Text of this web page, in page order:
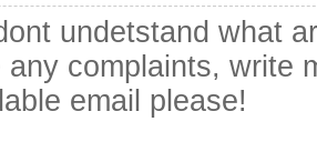
undetstand what
any complaints, write
email please!